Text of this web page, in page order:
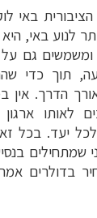
הציבורית באי
לנוע באי,
ומשמשים גם
תוך כדי
הדרך. אין
לאותו
לכל יעד. בכל
שמתחילים
בדולרים